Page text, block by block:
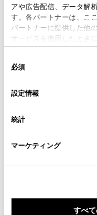
アや広告配信、データ解
す。各パートナーは、こ
パートナーに提供した他
サービスを使用したとき
使用することがあります
デバイスにすべての
意したことになります
設定の変更、同意を撤回
「Cookie（クッキー）情
必須
設定情報
統計
マーケティング
すべ
衝突被害軽減ブレーキ
Toyota Safety Sense・Lexus
車線逸脱警報
先進ライト
ブラインドスポットモニ